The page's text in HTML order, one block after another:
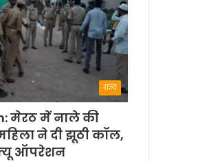
राज्य
मेरठ में नाले की
ने दी झूठी कॉल,
ऑपरेशन